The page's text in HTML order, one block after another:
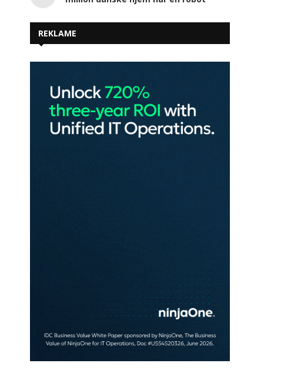
Søger du job? HimmerLand afholder
REKLAME